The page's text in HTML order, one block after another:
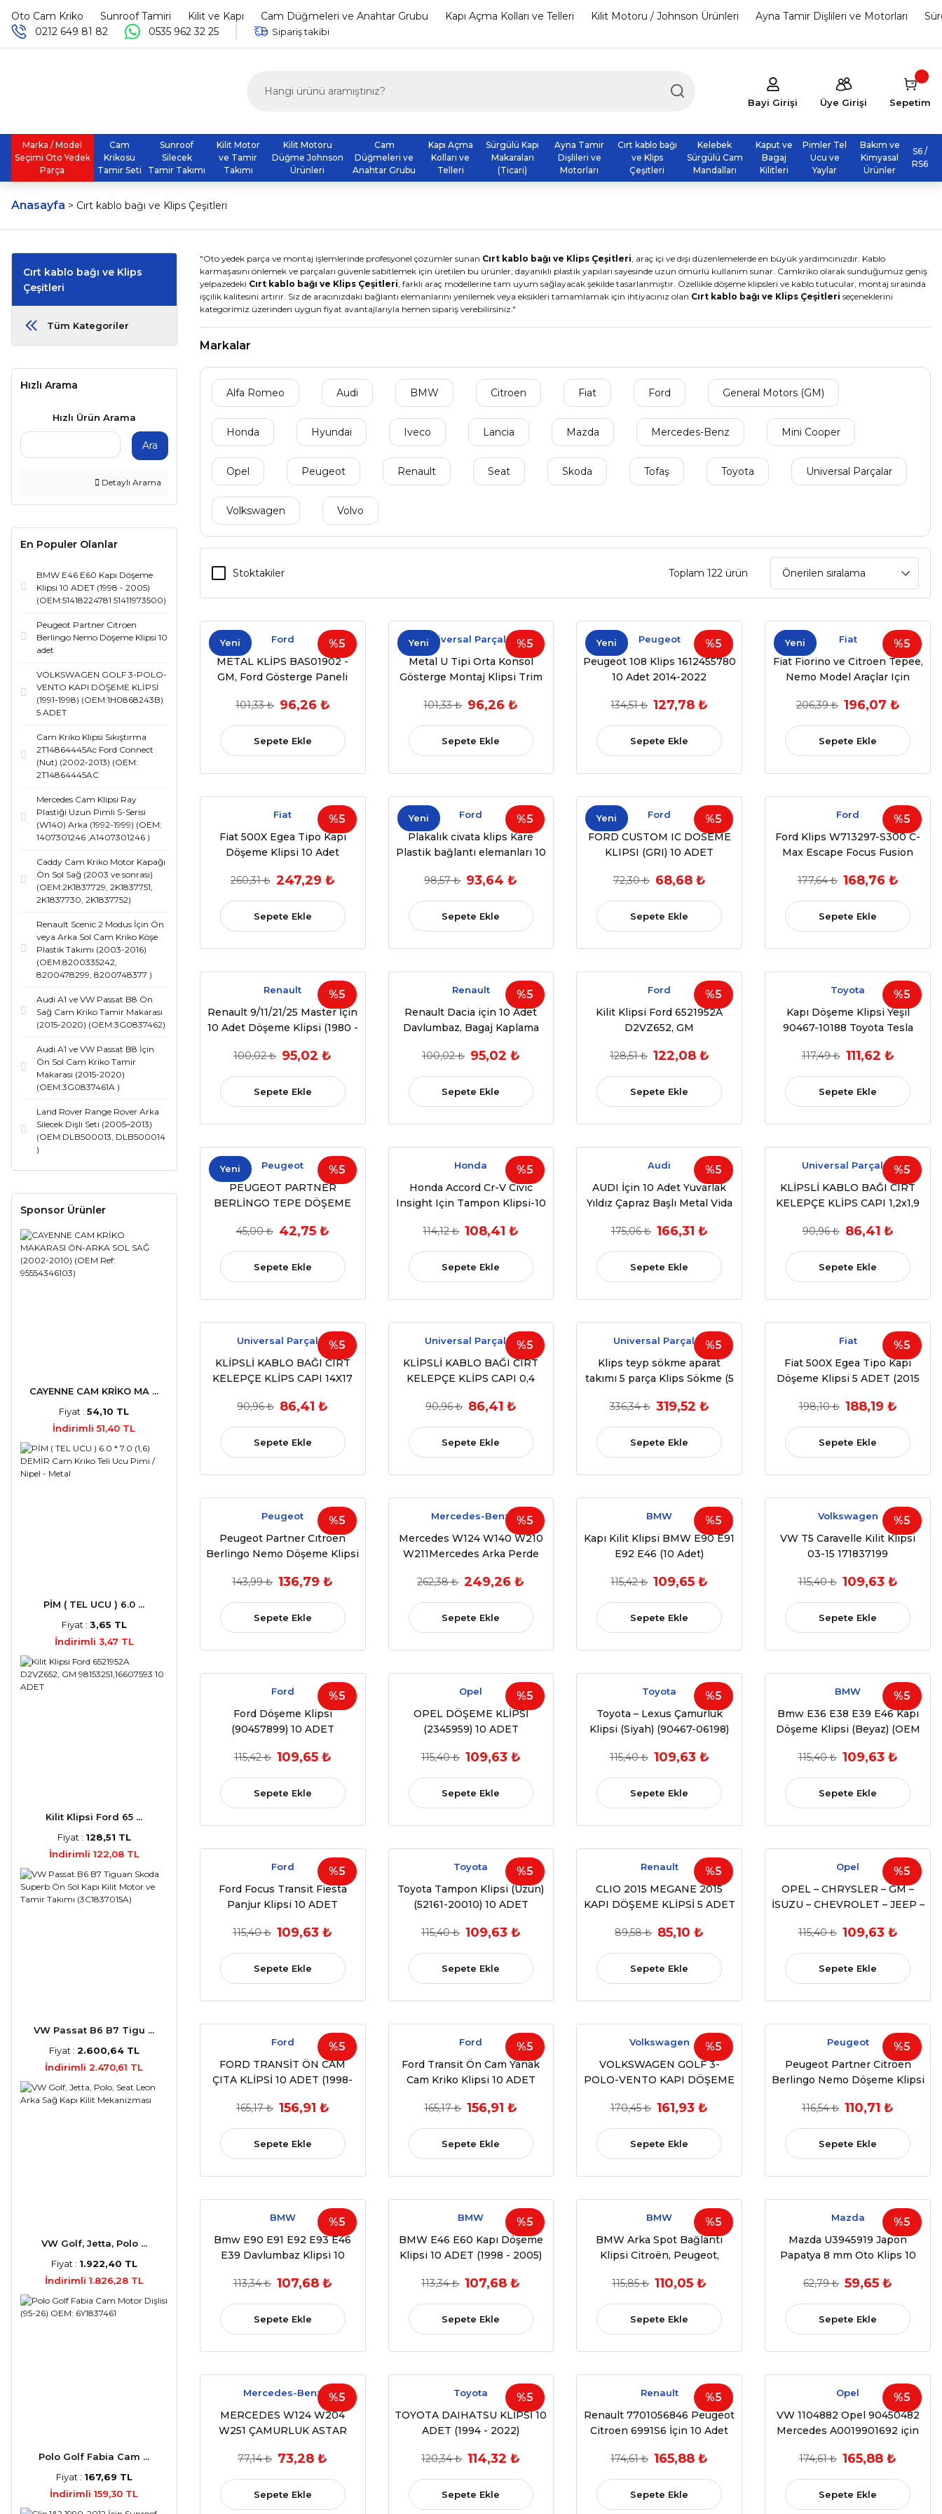
Oto Cam Kriko Sunroof Tamiri Kilit ve Kapı Cam Düğmeleri ve Anahtar Grubu Kapı Açma Kolları ve Telleri Kilit Motoru / Johnson Ürünleri Ayna Tamir Dişlileri ve Motorları
0212 649 81 82
0535 962 32 25 Sipariş takibi
Bayi Girişi Üye Girişi Sepetim
Marka / Model
Seçimi Oto Yedek
Parça
Cam
Krikosu
Tamir Seti
Sunroof
Silecek
Tamir Takımı
Kilit Motor
ve Tamir
Takımı
Kilit Motoru
Düğme Johnson
Ürünleri
Cam
Düğmeleri ve
Anahtar Grubu
Kapı Açma
Kolları ve
Telleri
Sürgülü Kapı
Makaraları
(Ticari)
Ayna Tamir
Dişlileri ve
Motorları
Cırt kablo bağı
ve Klips
Çeşitleri
Kelebek
Sürgülü Cam
Mandalları
Kaput ve
Bagaj
Kilitleri
Pimler Tel
Ucu ve
Yaylar
Bakım ve
Kimyasal
Ürünler
S6 /
RS6
Anasayfa Cırt kablo bağı ve Klips Çeşitleri
Cırt kablo bağı ve Klips
Çeşitleri
Tüm Kategoriler
Hızlı Arama
Hızlı Ürün Arama
Ara
Detaylı Arama
En Populer Olanlar
BMW E46 E60 Kapı Döşeme
Klipsi 10 ADET (1998 - 2005)
(OEM:51418224781 51411973500)
Peugeot Partner Citroen
Berlingo Nemo Döşeme Klipsi 10
adet
VOLKSWAGEN GOLF 3-POLO-
VENTO KAPI DÖŞEME KLİPSİ
(1991-1998) (OEM:1H0868243B)
5 ADET
Cam Kriko Klipsi Sıkıştırma
2T14864445Ac Ford Connect
(Nut) (2002-2013) (OEM:
2T14864445AC
Mercedes Cam Klipsi Ray
Plastiği Uzun Pimli S-Serisi
(W140) Arka (1992-1999) (OEM:
1407301246 ,A1407301246 )
Caddy Cam Kriko Motor Kapağı
Ön Sol Sağ (2003 ve sonrası)
(OEM:2K1837729, 2K1837751,
2K1837730, 2K1837752)
Renault Scenic 2 Modus İçin Ön
veya Arka Sol Cam Kriko Köşe
Plastik Takımı (2003-2016)
(OEM:8200335242,
8200478299, 8200748377 )
Audi A1 ve VW Passat B8 Ön
Sağ Cam Kriko Tamir Makarası
(2015-2020) (OEM:3G0837462)
Audi A1 ve VW Passat B8 İçin
Ön Sol Cam Kriko Tamir
Makarası (2015-2020)
(OEM:3G0837461A )
Land Rover Range Rover Arka
Silecek Dişli Seti (2005–2013)
(OEM:DLB500013, DLB500014
)
Sponsor Ürünler
CAYENNE CAM KRİKO MA ...
Fiyat :54,10 TL
İndirimli 51,40 TL
PİM ( TEL UCU ) 6.0 ...
Fiyat : 3,65 TL
İndirimli 3,47 TL
Kilit Klipsi Ford 65 ...
Fiyat : 128,51 TL
İndirimli 122,08 TL
VW Passat B6 B7 Tigu ...
Fiyat : 2.600,64 TL
İndirimli 2.470,61 TL
VW Golf, Jetta, Polo ...
Fiyat : 1.922,40 TL
İndirimli 1.826,28 TL
Polo Golf Fabia Cam ...
Fiyat : 167,69 TL
İndirimli 159,30 TL
"Oto yedek parça ve montaj işlemlerinde profesyonel çözümler sunan Cırt kablo bağı ve Klips Çeşitleri, araç içi ve dışı düzenlemelerde en büyük yardımcınızdır. Kablo
karmaşasını önlemek ve parçaları güvenle sabitlemek için üretilen bu ürünler, dayanıklı plastik yapıları sayesinde uzun ömürlü kullanım sunar. Camkriko olarak sunduğumuz geniş
yelpazedeki Cırt kablo bağı ve Klips Çeşitleri, farklı araç modellerine tam uyum sağlayacak şekilde tasarlanmıştır. Özellikle döşeme klipsleri ve kablo tutucular, montaj sırasında
işçilik kalitesini artırır. Siz de aracınızdaki bağlantı elemanlarını yenilemek veya eksikleri tamamlamak için ihtiyacınız olan Cırt kablo bağı ve Klips Çeşitleri seçeneklerini
kategorimiz üzerinden uygun fiyat avantajlarıyla hemen sipariş verebilirsiniz."
Markalar
Alfa Romeo Audi BMW Citroen Fiat Ford General Motors (GM)
Honda Hyundai Iveco Lancia Mazda Mercedes-Benz Mini Cooper
Opel Peugeot Renault Seat Skoda Tofaş Toyota Universal Parçalar
Volkswagen Volvo
Stoktakiler Toplam 122 ürün
%5
Yeni Ford
METAL KLİPS BAS01902 -
GM, Ford Gösterge Paneli
101,33 ₺ 96,26 ₺
Sepete Ekle
%5
YeniUniversal Parçalar
Metal U Tipi Orta Konsol
Gösterge Montaj Klipsi Trim
101,33 ₺ 96,26 ₺
Sepete Ekle
%5
Yeni Peugeot
Peugeot 108 Klips 1612455780
10 Adet 2014-2022
134,51 ₺ 127,78 ₺
Sepete Ekle
%5
Yeni Fiat
Fiat Fiorino ve Citroen Tepee,
Nemo Model Araçlar Için
206,39 ₺ 196,07 ₺
Sepete Ekle
%5
Fiat
Fiat 500X Egea Tipo Kapı
Döşeme Klipsi 10 Adet
260,31 ₺ 247,29 ₺
Sepete Ekle
%5
Yeni Ford
Plakalık civata klips Kare
Plastik bağlantı elemanları 10
98,57 ₺ 93,64 ₺
Sepete Ekle
%5
Yeni Ford
FORD CUSTOM IC DOSEME
KLIPSI (GRI) 10 ADET
72,30 ₺ 68,68 ₺
Sepete Ekle
%5
Ford
Ford Klips W713297-S300 C-
Max Escape Focus Fusion
Paneli Tutucu Klipsi
177,64 ₺ 168,76 ₺
Sepete Ekle
%5
Renault
Renault 9/11/21/25 Master İçin
10 Adet Döşeme Klipsi (1980 -
100,02 ₺ 95,02 ₺
Sepete Ekle
%5
Renault
Renault Dacia için 10 Adet
Davlumbaz, Bagaj Kaplama
100,02 ₺ 95,02 ₺
Sepete Ekle
%5
Ford
Kilit Klipsi Ford 6521952A
D2VZ652, GM
128,51 ₺ 122,08 ₺
Sepete Ekle
%5
Toyota
Kapı Döşeme Klipsi Yeşil
90467-10188 Toyota Tesla
117,49 ₺ 111,62 ₺
Sepete Ekle
%5
Yeni Peugeot
PEUGEOT PARTNER
BERLİNGO TEPE DÖŞEME
(OEM:6991.Y8, 9341PF )
45,00 ₺ 42,75 ₺
Sepete Ekle
%5
Honda
Honda Accord Cr-V Civic
Insight Için Tampon Klipsi-10
SZ3-003)
114,12 ₺ 108,41 ₺
Sepete Ekle
%5
Audi
AUDI İçin 10 Adet Yuvarlak
Yıldız Çapraz Başlı Metal Vida
(OEM:90159-60488,025067)
175,06 ₺ 166,31 ₺
Sepete Ekle
%5
Universal Parçalar
KLİPSLİ KABLO BAĞI CIRT
KELEPÇE KLİPS CAPI 1,2x1,9
90,96 ₺ 86,41 ₺
Sepete Ekle
%5
Universal Parçalar
KLİPSLİ KABLO BAĞI CIRT
KELEPÇE KLİPS CAPI 14X17
90,96 ₺ 86,41 ₺
Sepete Ekle
%5
Universal Parçalar
KLİPSLİ KABLO BAĞI CIRT
KELEPÇE KLİPS CAPI 0,4
90,96 ₺ 86,41 ₺
Sepete Ekle
%5
Universal Parçalar
Klips teyp sökme aparat
takımı 5 parça Klips Sökme (5
336,34 ₺ 319,52 ₺
Sepete Ekle
%5
Fiat
Fiat 500X Egea Tipo Kapı
Döşeme Klipsi 5 ADET (2015
156094200)
198,10 ₺ 188,19 ₺
Sepete Ekle
%5
Peugeot
Peugeot Partner Cıtroen
Berlingo Nemo Döşeme Klipsi
(OEM:6991.Y8, 8565.53,
6991.S6, 6991.L6)
143,99 ₺ 136,79 ₺
Sepete Ekle
%5
Mercedes-Benz
Mercedes W124 W140 W210
W211Mercedes Arka Perde
A2118100020
262,38 ₺ 249,26 ₺
Sepete Ekle
%5
BMW
Kapı Kilit Klipsi BMW E90 E91
E92 E46 (10 Adet)
115,42 ₺ 109,65 ₺
Sepete Ekle
%5
Volkswagen
VW T5 Caravelle Kilit Klipsi
03-15 171837199
115,40 ₺ 109,63 ₺
Sepete Ekle
%5
Ford
Ford Döşeme Klipsi
(90457899) 10 ADET
115,42 ₺ 109,65 ₺
Sepete Ekle
%5
Opel
OPEL DÖŞEME KLİPSİ
(2345959) 10 ADET
115,40 ₺ 109,63 ₺
Sepete Ekle
%5
Toyota
Toyota – Lexus Çamurluk
Klipsi (Siyah) (90467-06198)
(OEM:91524-Se0-003)
115,40 ₺ 109,63 ₺
Sepete Ekle
%5
BMW
Bmw E36 E38 E39 E46 Kapı
Döşeme Klipsi (Beyaz) (OEM
115,40 ₺ 109,63 ₺
Sepete Ekle
%5
Ford
Ford Focus Transit Fiesta
Panjur Klipsi 10 ADET
115,40 ₺ 109,63 ₺
Sepete Ekle
%5
Toyota
Toyota Tampon Klipsi (Uzun)
(52161-20010) 10 ADET
115,40 ₺ 109,63 ₺
Sepete Ekle
%5
Renault
CLIO 2015 MEGANE 2015
KAPI DÖŞEME KLİPSİ 5 ADET
89,58 ₺ 85,10 ₺
Sepete Ekle
%5
Opel
OPEL – CHRYSLER – GM –
İSUZU – CHEVROLET – JEEP –
KLİPSİ 10 ADET
115,40 ₺ 109,63 ₺
Sepete Ekle
%5
Ford
FORD TRANSİT ÖN CAM
ÇITA KLİPSİ 10 ADET (1998-
UYUMLU)
165,17 ₺ 156,91 ₺
Sepete Ekle
%5
Ford
Ford Transit Ön Cam Yanak
Cam Kriko Klipsi 10 ADET
165,17 ₺ 156,91 ₺
Sepete Ekle
%5
Volkswagen
VOLKSWAGEN GOLF 3-
POLO-VENTO KAPI DÖŞEME
(OEM:1H0868243B) 5 ADET
170,45 ₺ 161,93 ₺
Sepete Ekle
%5
Peugeot
Peugeot Partner Citroen
Berlingo Nemo Döşeme Klipsi
116,54 ₺ 110,71 ₺
Sepete Ekle
%5
BMW
Bmw E90 E91 E92 E93 E46
E39 Davlumbaz Klipsi 10
113,34 ₺ 107,68 ₺
Sepete Ekle
%5
BMW
BMW E46 E60 Kapı Döşeme
Klipsi 10 ADET (1998 - 2005)
51411973500)
113,34 ₺ 107,68 ₺
Sepete Ekle
%5
BMW
BMW Arka Spot Bağlantı
Klipsi Citroën, Peugeot,
(OEM:8565.40, 7701049270)
115,85 ₺ 110,05 ₺
Sepete Ekle
%5
Mazda
Mazda U3945919 Japon
Papatya 8 mm Oto Klips 10
(OEM:90657SA60030, 86590-
28000, 91059-FC050)
62,79 ₺ 59,65 ₺
Sepete Ekle
%5
Mercedes-Benz
MERCEDES W124 W204
W251 ÇAMURLUK ASTAR
(OEM:A1249900492)
77,14 ₺ 73,28 ₺
Sepete Ekle
%5
Toyota
TOYOTA DAIHATSU KLİPSİ 10
ADET (1994 - 2022)
833)
120,34 ₺ 114,32 ₺
Sepete Ekle
%5
Renault
Renault 7701056846 Peugeot
Citroen 6991S6 İçin 10 Adet
(OEM: 7701056846,6991S6)
174,61 ₺ 165,88 ₺
Sepete Ekle
%5
Opel
VW 1104882 Opel 90450482
Mercedes A0019901692 için
174,61 ₺ 165,88 ₺
Sepete Ekle